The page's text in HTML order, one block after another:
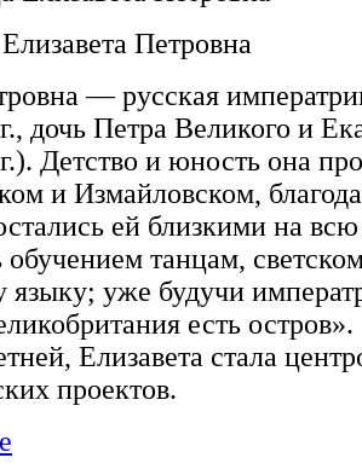
Петровна
— русская
дочь Петра Великого и
Детство и юность она
и Измайловском,
ей близкими на
обучением танцам,
языку; уже будучи
есть
Елизавета стала
проектов.